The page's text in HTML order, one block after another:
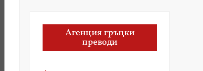
Агенция гръцки
преводи